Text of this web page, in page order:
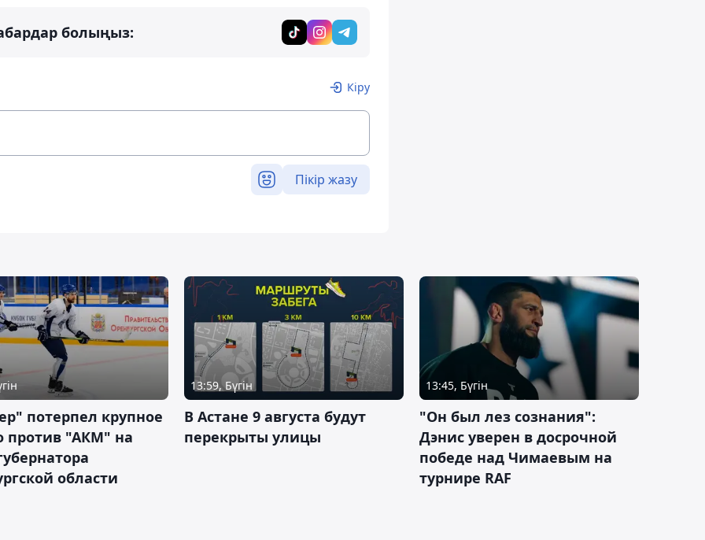
болыңыз:
Кіру
Пікір жазу
потерпел крупное
против "АКМ" на
области
13:59, Бүгін
В Астане 9 августа будут
перекрыты улицы
13:45, Бүгін
"Он был лез сознания":
Дэнис уверен в досрочной
победе над Чимаевым на
турнире RAF